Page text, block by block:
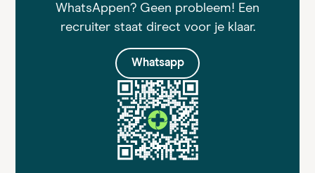
WhatsAppen? Geen probleem! Een
recruiter staat direct voor je klaar.
Whatsapp